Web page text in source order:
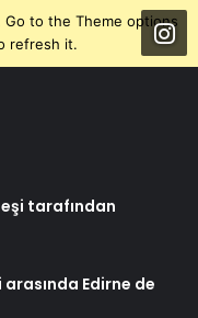
Go to the Theme options
refresh it.
eşi tarafından
arasında Edirne de